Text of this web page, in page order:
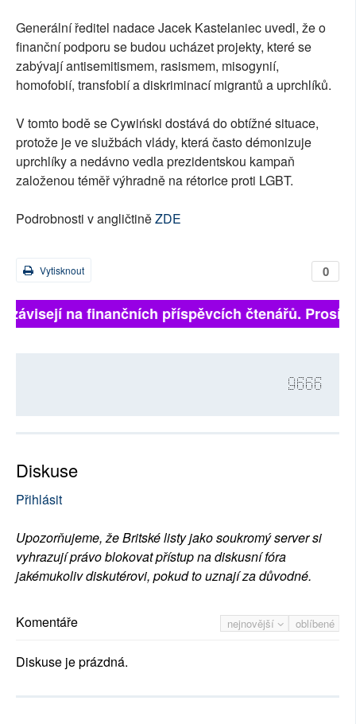
Generální ředitel nadace Jacek Kastelaniec uvedl, že o
finanční podporu se budou ucházet projekty, které se
zabývají antisemitismem, rasismem, misogynií,
homofobií, transfobií a diskriminací migrantů a uprchlíků.
V tomto bodě se Cywiński dostává do obtížné situace,
protože je ve službách vlády, která často démonizuje
uprchlíky a nedávno vedla prezidentskou kampaň
založenou téměř výhradně na rétorice proti LGBT.
Podrobnosti v angličtiněZDE
0
Vytisknout
na finančních příspěvcích čtenářů.
9666
Diskuse
Přihlásit
Upozorňujeme, že Britské listy jako soukromý server si
vyhrazují právo blokovat přístup na diskusní fóra
jakémukoliv diskutérovi, pokud to uznají za důvodné.
nejnovější oblíbené
Komentáře
Diskuse je prázdná.